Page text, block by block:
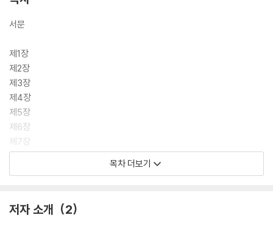
“사랑하는 아이야, 이웃을 너 자신을 사랑하듯 사랑하거라. 상냥하고 자비
겸손하고 묵묵하게 올바른 일을 해나가렴. 그것이 바로 주님을 사랑하는
모습이란다.”
서문
제1장
제2장
제3장
제4장
제5장
제6장
제7장
제8장
목차 더보기
저자 소개 2